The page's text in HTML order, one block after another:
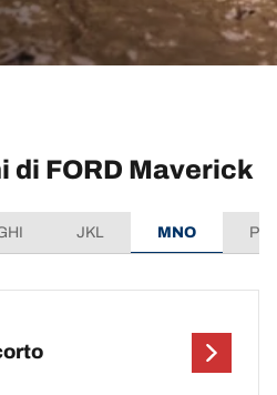
di FORD Maverick
JKL MNO